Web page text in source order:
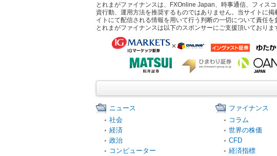
とれまがファイナンスは、FXOnline Japan、時事通信、フィス
資行動、運用方法を推奨するものではありません。当サイトに
イトにて配信される情報を用いて行う判断の一切について責任を
とれまがファイナンスは以下のスポンサーにご支援頂いておりま
ニュース
社会
経済
政治
コンピューター
ファイナンス
コラム
世界の株価
CFD
経済指標